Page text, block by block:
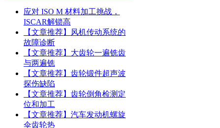
应对 ISO M 材料加工挑战，
ISCAR解锁高
【文章推荐】风机传动系统的
故障诊断
【文章推荐】大齿轮一遍铣齿
与两遍铣
【文章推荐】齿轮锻件超声波
探伤缺陷
【文章推荐】齿轮倒角检测定
位和加工
【文章推荐】汽车发动机螺旋
伞齿轮热